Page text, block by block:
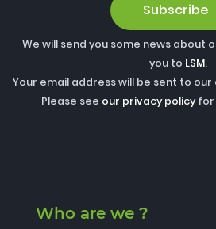
Subscribe
We will send you some news about
you to LSM.
Your email address will be sent to
Please see our privacy policyfor
Who are we ?